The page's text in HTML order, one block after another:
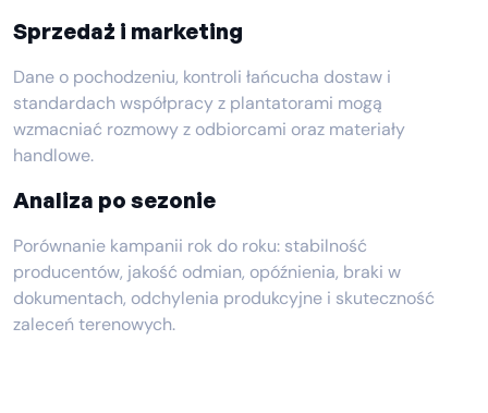
Sprzedaż i marketing
Dane o pochodzeniu, kontroli łańcucha dostaw i
standardach współpracy z plantatorami mogą
wzmacniać rozmowy z odbiorcami oraz materiały
handlowe.
Analiza po sezonie
Porównanie kampanii rok do roku: stabilność
producentów, jakość odmian, opóźnienia, braki w
dokumentach, odchylenia produkcyjne i skuteczność
zaleceń terenowych.